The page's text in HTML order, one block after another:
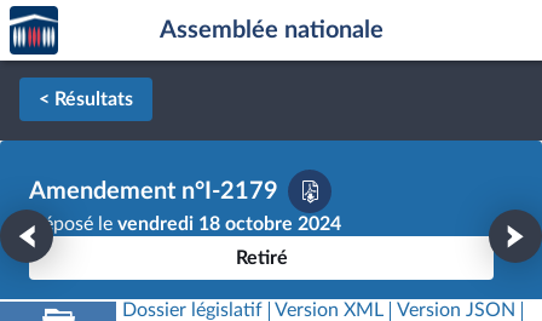
Aller au contenu
Aller en bas de la page
Accèder
à la
page
d'accueil
Assemblée nationale
< Résultats
Amendement n°I-2179
Déposé le vendredi 18 octobre 2024
Retiré
Dossier législatif Version XML
Version JSON